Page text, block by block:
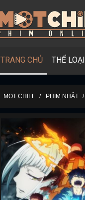
TRANG CHỦ THỂ LOẠI
MỌT CHILL PHIM NHẬT